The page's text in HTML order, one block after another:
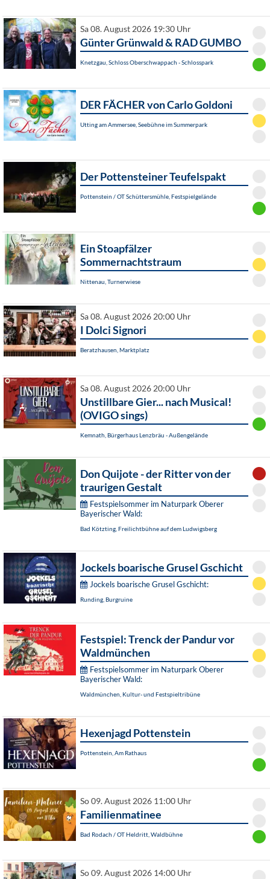
Sa 08. August 2026 19:30 Uhr
Günter Grünwald & RAD GUMBO
Knetzgau, Schloss Oberschwappach - Schlosspark
DER FÄCHER von Carlo Goldoni
Utting am Ammersee, Seebühne im Summerpark
Der Pottensteiner Teufelspakt
Pottenstein / OT Schüttersmühle, Festspielgelände
Ein Stoapfälzer
Sommernachtstraum
Nittenau, Turnerwiese
Sa 08. August 2026 20:00 Uhr
I Dolci Signori
Beratzhausen, Marktplatz
Sa 08. August 2026 20:00 Uhr
Unstillbare Gier... nach Musical!
(OVIGO sings)
Kemnath, Bürgerhaus Lenzbräu - Außengelände
Don Quijote - der Ritter von der
traurigen Gestalt
Festspielsommer im Naturpark Oberer
Bayerischer Wald:
Bad Kötzting, Freilichtbühne auf dem Ludwigsberg
Jockels boarische Grusel Gschicht
Jockels boarische Grusel Gschicht:
Runding, Burgruine
Festspiel: Trenck der Pandur vor
Waldmünchen
Festspielsommer im Naturpark Oberer
Bayerischer Wald:
Waldmünchen, Kultur- und Festspieltribüne
Hexenjagd Pottenstein
Pottenstein, Am Rathaus
So 09. August 2026 11:00 Uhr
Familienmatinee
Bad Rodach / OT Heldritt, Waldbühne
So 09. August 2026 14:00 Uhr